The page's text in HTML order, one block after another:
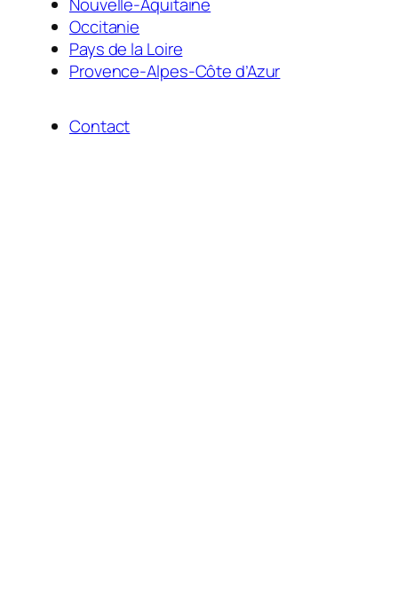
Occitanie
Pays de la Loire
Provence-Alpes-Côte d’Azur
Contact